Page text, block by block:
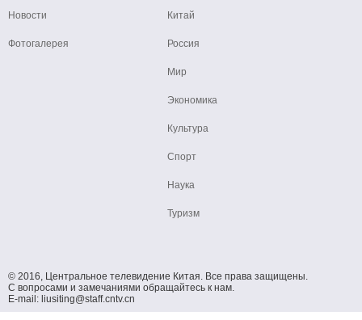
Новости
Фотогалерея
Китай
Россия
Мир
Экономика
Культура
Спорт
Наука
Туризм
© 2016, Центральное телевидение Китая. Все права защищены.
С вопросами и замечаниями обращайтесь к нам.
E-mail: liusiting@staff.cntv.cn